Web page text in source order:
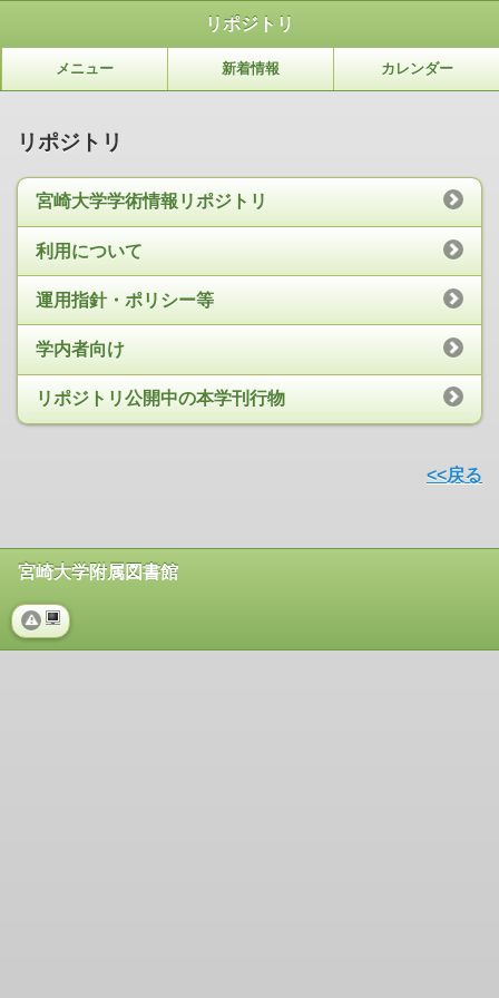
リポジトリ
メニュー 新着情報 カレンダー
リポジトリ
宮崎大学学術情報リポジトリ
利用について
運用指針・ポリシー等
学内者向け
リポジトリ公開中の本学刊行物
<<戻る
宮崎大学附属図書館